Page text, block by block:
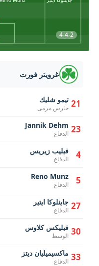
4-4-2
غرويتر فورت
21 تيمو شليك
حارس مرمى
23
Jannik Dehm
الدفاع
4 فيليب زيريس
الدفاع
5
Reno Munz
الدفاع
27 جاينلوكا ايتير
الدفاع
30 فيليكس كلاوس
الوسط
33 ماكسيميليان ديتز
الدفاع